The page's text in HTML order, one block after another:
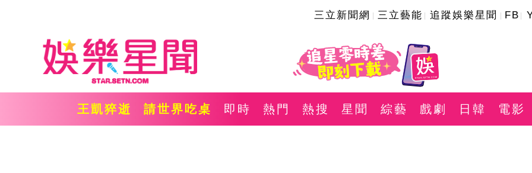
三立新聞網 三立藝能 追蹤娛樂星聞 FB
王凱猝逝 請世界吃桌 即時 熱門 熱搜 星聞 綜藝 戲劇 日韓 電影